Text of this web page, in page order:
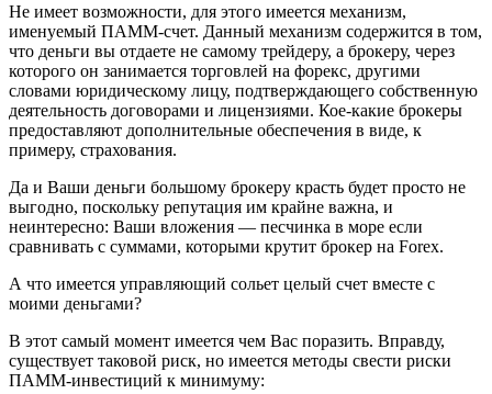
Не имеет возможности, для этого имеется механизм,
именуемый ПАММ-счет. Данный механизм содержится в том,
что деньги вы отдаете не самому трейдеру, а брокеру, через
которого он занимается торговлей на форекс, другими
словами юридическому лицу, подтверждающего собственную
деятельность договорами и лицензиями. Кое-какие брокеры
предоставляют дополнительные обеспечения в виде, к
примеру, страхования.
Да и Ваши деньги большому брокеру красть будет просто не
выгодно, поскольку репутация им крайне важна, и
неинтересно: Ваши вложения — песчинка в море если
сравнивать с суммами, которыми крутит брокер на Forex.
А что имеется управляющий сольет целый счет вместе с
моими деньгами?
В этот самый момент имеется чем Вас поразить. Вправду,
существует таковой риск, но имеется методы свести риски
ПАММ-инвестиций к минимуму: